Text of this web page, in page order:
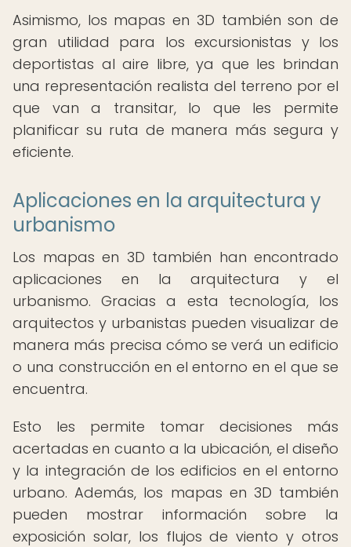
Asimismo, los mapas en 3D también son de
gran utilidad para los excursionistas y los
deportistas al aire libre, ya que les brindan
una representación realista del terreno por el
que van a transitar, lo que les permite
planificar su ruta de manera más segura y
eficiente.
Aplicaciones en la arquitectura y
urbanismo
Los mapas en 3D también han encontrado
aplicaciones en la arquitectura y el
urbanismo. Gracias a esta tecnología, los
arquitectos y urbanistas pueden visualizar de
manera más precisa cómo se verá un edificio
o una construcción en el entorno en el que se
encuentra.
Esto les permite tomar decisiones más
acertadas en cuanto a la ubicación, el diseño
y la integración de los edificios en el entorno
urbano. Además, los mapas en 3D también
pueden mostrar información sobre la
exposición solar, los flujos de viento y otros